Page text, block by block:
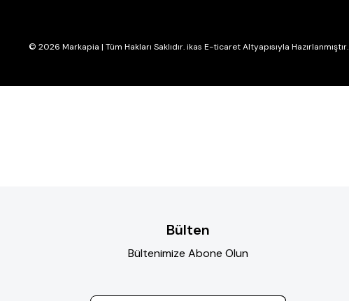
© 2026 Markapia | Tüm Hakları Saklıdır. ikas E-ticaret Altyapısıyla Hazırlanmıştır.
Bülten
Bültenimize Abone Olun